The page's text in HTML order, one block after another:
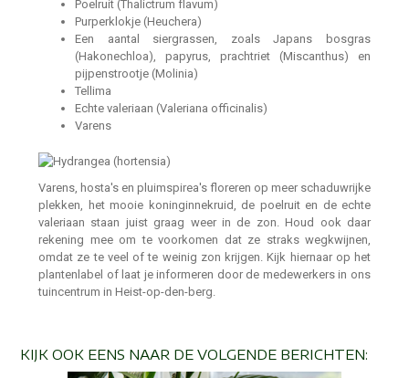
Poelruit (Thalictrum flavum)
Purperklokje (Heuchera)
Een aantal siergrassen, zoals Japans bosgras
(Hakonechloa), papyrus, prachtriet (Miscanthus) en
pijpenstrootje (Molinia)
Tellima
Echte valeriaan (Valeriana officinalis)
Varens
Varens, hosta's en pluimspirea's floreren op meer schaduwrijke
plekken, het mooie koninginnekruid, de poelruit en de echte
valeriaan staan juist graag weer in de zon. Houd ook daar
rekening mee om te voorkomen dat ze straks wegkwijnen,
omdat ze te veel of te weinig zon krijgen. Kijk hiernaar op het
plantenlabel of laat je informeren door de medewerkers in ons
tuincentrum in Heist-op-den-berg.
KIJK OOK EENS NAAR DE VOLGENDE BERICHTEN: